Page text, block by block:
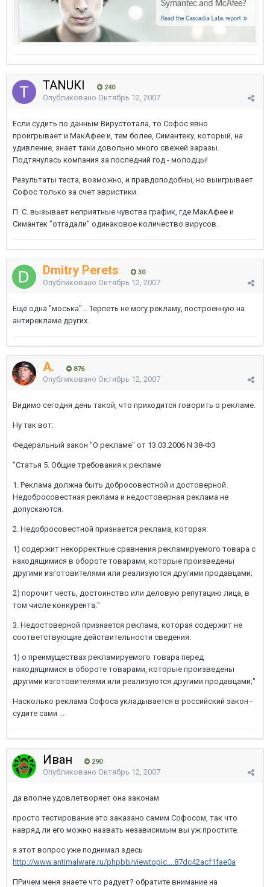
TANUKI 240
Опубликовано Октябрь 12, 2007
Если судить по данным Вирустотала, то Софос явно
проигрывает и МакАфее и, тем более, Симантеку, который, на
удивление, знает таки довольно много свежей заразы.
Подтянулась компания за последний год - молодцы!
Результаты теста, возможно, и правдоподобны, но выигрывает
Софос только за счет эвристики.
П. С. вызывает неприятные чувства график, где МакАфее и
Симантек "отгадали" одинаковое количество вирусов.
Dmitry Perets 30
Опубликовано Октябрь 12, 2007
Ещё одна "моська"... Терпеть не могу рекламу, построенную на
антирекламе других.
A. 876
Опубликовано Октябрь 12, 2007
Видимо сегодня день такой, что приходится говорить о рекламе.
Ну так вот:
Федеральный закон "О рекламе" от 13.03.2006 N 38-ФЗ
"Статья 5. Общие требования к рекламе
1. Реклама должна быть добросовестной и достоверной.
Недобросовестная реклама и недостоверная реклама не
допускаются.
2. Недобросовестной признается реклама, которая:
1) содержит некорректные сравнения рекламируемого товара с
находящимися в обороте товарами, которые произведены
другими изготовителями или реализуются другими продавцами;
2) порочит честь, достоинство или деловую репутацию лица, в
том числе конкурента;"
3. Недостоверной признается реклама, которая содержит не
соответствующие действительности сведения:
1) о преимуществах рекламируемого товара перед
находящимися в обороте товарами, которые произведены
другими изготовителями или реализуются другими продавцами;"
Насколько реклама Софоса укладывается в российский закон -
судите сами ...
Иван 290
Опубликовано Октябрь 12, 2007
да вполне удовлетворяет она законам
просто тестирование это заказано самим Софосом, так что
навряд ли его можно назвать независимым вы уж простите.
я этот вопрос уже поднимал здесь
http://www.antimalware.ru/phpbb/viewtopic....87dc42acf1fae0a
ПРичем меня знаете что радует? обратите внимание на